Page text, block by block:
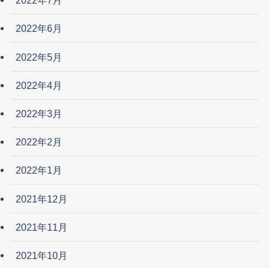
2022年6月
2022年5月
2022年4月
2022年3月
2022年2月
2022年1月
2021年12月
2021年11月
2021年10月